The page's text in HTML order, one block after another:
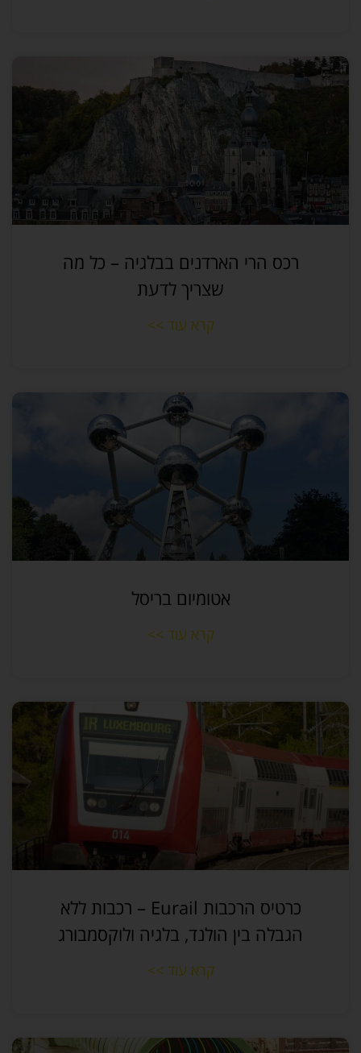
רכס הרי הארדנים בבלגיה – כל מה
שצריך לדעת
קרא עוד >>
אטומיום בריסל
קרא עוד >>
כרטיס הרכבות Eurail – רכבות ללא
הגבלה בין הולנד, בלגיה ולוקסמבורג
קרא עוד >>